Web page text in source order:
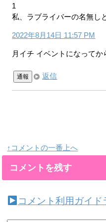
1
私、ラブライバーの名無し
2022年8月14日 11:57 PM
月イチ イベントになって
通報 返信
↑コメントの一番上へ
コメントを残す
コメント利用ガイド